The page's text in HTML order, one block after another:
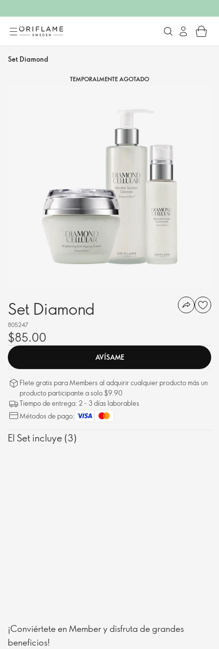
Set Diamond
TEMPORALMENTE AGOTADO
Set Diamond
805247
$85.00
AVÍSAME
Flete gratis para Members al adquirir cualquier producto más un
producto participante a solo $9.90
Tiempo de entrega: 2 - 3 días laborables
Métodos de pago:
El Set incluye (3)
¡Conviértete en Member y disfruta de grandes
beneficios!